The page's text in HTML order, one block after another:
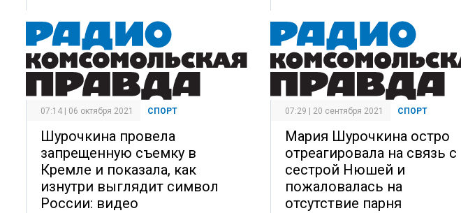
07:14 | 06 октября 2021 СПОРТ
Шурочкина провела
запрещенную съемку в
Кремле и показала, как
изнутри выглядит символ
России: видео
07:29 | 20 сентября 2021 СПОРТ
Мария Шурочкина остро
отреагировала на связь с
сестрой Нюшей и
пожаловалась на
отсутствие парня